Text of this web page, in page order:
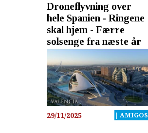
Droneflyvning over
hele Spanien - Ringene
skal hjem - Færre
solsenge fra næste år
29/11/2025 | AMIGOS